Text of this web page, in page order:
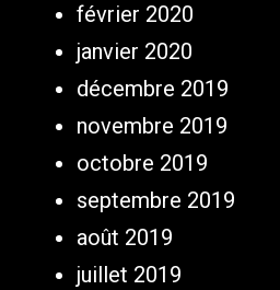
février 2020
janvier 2020
décembre 2019
novembre 2019
octobre 2019
septembre 2019
août 2019
juillet 2019